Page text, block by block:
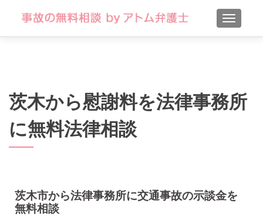
茨木から慰謝料を法律事務所
に無料法律相談
茨木市から法律事務所に交通事故の示談金を
無料相談